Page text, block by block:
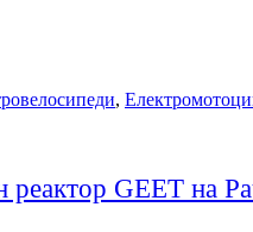
,
реактор GEET на